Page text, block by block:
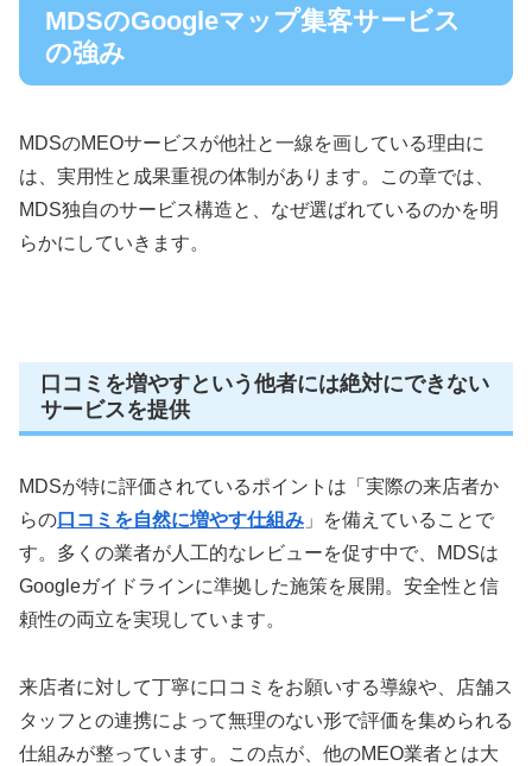
MDSのGoogleマップ集客サービス
の強み
MDSのMEOサービスが他社と一線を画している理由に
は、実用性と成果重視の体制があります。この章では、
MDS独自のサービス構造と、なぜ選ばれているのかを明
らかにしていきます。
口コミを増やすという他者には絶対にできない
サービスを提供
MDSが特に評価されているポイントは「実際の来店者か
らの口コミを自然に増やす仕組み 」を備えていることで
す。多くの業者が人工的なレビューを促す中で、MDSは
Googleガイドラインに準拠した施策を展開。安全性と信
頼性の両立を実現しています。
来店者に対して丁寧に口コミをお願いする導線や、店舗ス
タッフとの連携によって無理のない形で評価を集められる
仕組みが整っています。この点が、他のMEO業者とは大